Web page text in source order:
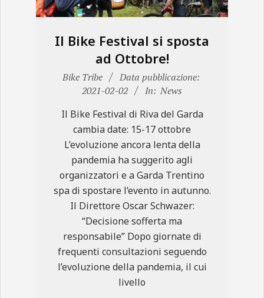
Il Bike Festival si sposta
ad Ottobre!
2021-
Bike Tribe
Data pubblicazione:
2021-02-02
In: News
Il Bike Festival di Riva del Garda
cambia date: 15-17 ottobre
L’evoluzione ancora lenta della
pandemia ha suggerito agli
organizzatori e a Garda Trentino
spa di spostare l’evento in autunno.
Il Direttore Oscar Schwazer:
“Decisione sofferta ma
responsabile” Dopo giornate di
frequenti consultazioni seguendo
l’evoluzione della pandemia, il cui
livello